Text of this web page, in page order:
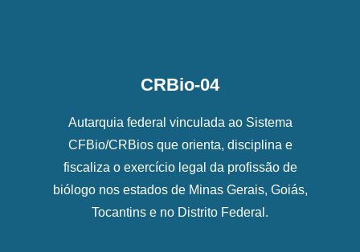
CRBio-04
Autarquia federal vinculada ao Sistema
CFBio/CRBios que orienta, disciplina e
fiscaliza o exercício legal da profissão de
biólogo nos estados de Minas Gerais, Goiás,
Tocantins e no Distrito Federal.